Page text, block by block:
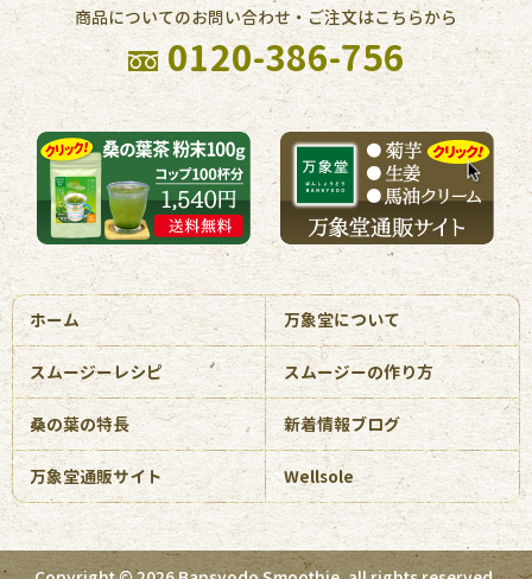
商品についてのお問い合わせ・ご注文はこちらから
0120-386-756
ホーム 万象堂について
スムージーレシピ スムージーの作り方
桑の葉の特長 新着情報ブログ
万象堂通販サイト Wellsole